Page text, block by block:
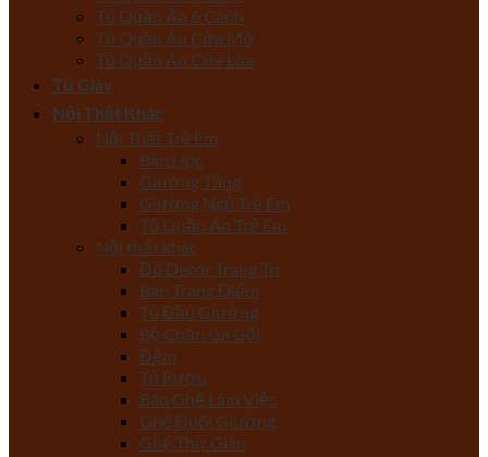
Tủ Quần Áo 6 Cánh
Tủ Quần Áo Cửa Mở
Tủ Quần Áo Cửa Lùa
Tủ Giày
Nội Thất Khác
Nội Thất Trẻ Em
Bàn Học
Giường Tầng
Giường Ngủ Trẻ Em
Tủ Quần Áo Trẻ Em
Nội thất khác
Đồ Decor Trang Trí
Bàn Trang Điểm
Tủ Đầu Giường
Bộ Chăn Ga Gối
Đệm
Tủ Rượu
Bàn Ghế Làm Việc
Ghế Đuôi Giường
Ghế Thư Giãn